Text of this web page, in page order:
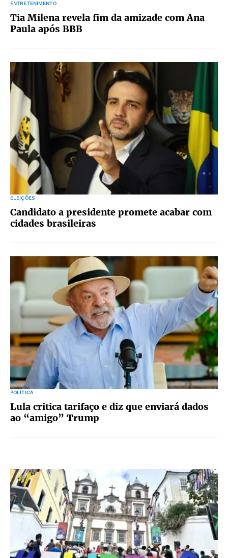
ENTRETENIMENTO
Tia Milena revela fim da amizade com Ana
Paula após BBB
ELEIÇÕES
Candidato a presidente promete acabar com
cidades brasileiras
POLÍTICA
Lula critica tarifaço e diz que enviará dados
ao “amigo” Trump